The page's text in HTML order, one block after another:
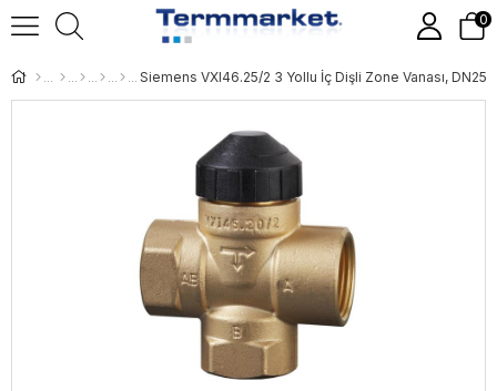
0
Siemens VXI46.25/2 3 Yollu İç Dişli Zone Vanası, DN25